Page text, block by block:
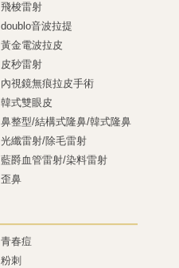
飛梭雷射
doublo音波拉提
黃金電波拉皮
皮秒雷射
內視鏡無痕拉皮手術
韓式雙眼皮
鼻整型/結構式隆鼻/韓式隆鼻
光纖雷射/除毛雷射
藍爵血管雷射/染料雷射
歪鼻
青春痘
粉刺